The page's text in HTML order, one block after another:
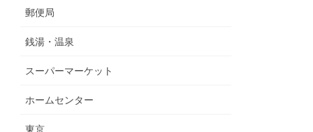
郵便局
銭湯・温泉
スーパーマーケット
ホームセンター
東京